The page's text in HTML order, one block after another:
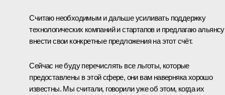
Считаю необходимым и дальше усиливать поддержку
технологических компаний и стартапов и предлагаю альянсу
внести свои конкретные предложения на этот счёт.
Сейчас не буду перечислять все льготы, которые
предоставлены в этой сфере, они вам наверняка хорошо
известны. Мы считали, говорили уже об этом, когда их